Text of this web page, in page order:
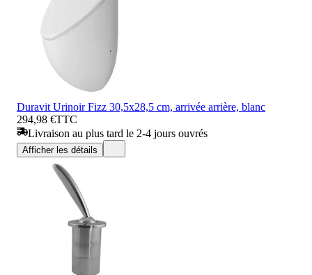
Duravit Urinoir Fizz 30,5x28,5 cm, arrivée arrière, blanc
294,98 €TTC
Livraison au plus tard le 2-4 jours ouvrés
Afficher les détails